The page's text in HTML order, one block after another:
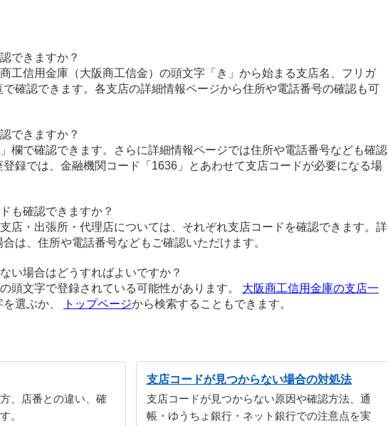
できますか？
工信用金庫（大阪商工信金）の頭文字「き」から始まる支店名、フリガ
確認できます。各支店の詳細情報ページから住所や電話番号の確認も可
できますか？
欄で確認できます。さらに詳細情報ページでは住所や電話番号なども確認
録では、金融機関コード「1636」とあわせて支店コードが必要になる場
も確認できますか？
店・出張所・代理店については、それぞれ支店コードを確認できます。詳
は、住所や電話番号などもご確認いただけます。
い場合はどうすればよいですか？
頭文字で登録されている可能性があります。 大阪商工信用金庫の支店一
選ぶか、 トップページから検索することもできます。
、店番との違い、確
。
支店コードが見つからない場合の対処法
支店コードが見つからない原因や確認方法、通
帳・ゆうちょ銀行・ネット銀行での注意点を実